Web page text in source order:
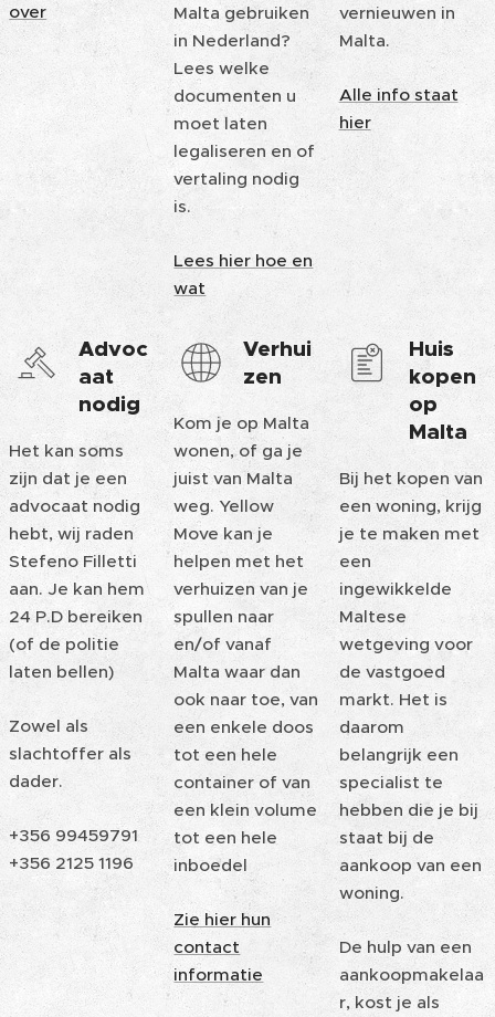
over
Malta gebruiken
in Nederland?
Lees welke
documenten u
moet laten
legaliseren en of
vertaling nodig
is.
Lees hier hoe en
wat
vernieuwen in
Malta.
Alle info staat
hier
Advoc
aat
nodig
Het kan soms
zijn dat je een
advocaat nodig
hebt, wij raden
Stefeno Filletti
aan. Je kan hem
24 P.D bereiken
(of de politie
laten bellen)
Zowel als
slachtoffer als
dader.
+356 99459791
+356 2125 1196
Verhui
zen
Kom je op Malta
wonen, of ga je
juist van Malta
weg. Yellow
Move kan je
helpen met het
verhuizen van je
spullen naar
en/of vanaf
Malta waar dan
ook naar toe, van
een enkele doos
tot een hele
container of van
een klein volume
tot een hele
inboedel
Zie hier hun
contact
informatie
Huis
kopen
op
Malta
Bij het kopen van
een woning, krijg
je te maken met
een
ingewikkelde
Maltese
wetgeving voor
de vastgoed
markt. Het is
daarom
belangrijk een
specialist te
hebben die je bij
staat bij de
aankoop van een
woning.
De hulp van een
aankoopmakelaa
r, kost je als